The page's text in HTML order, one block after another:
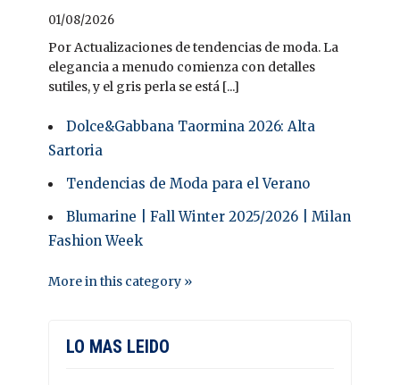
01/08/2026
Por Actualizaciones de tendencias de moda. La
elegancia a menudo comienza con detalles
sutiles, y el gris perla se está [...]
Dolce&Gabbana Taormina 2026: Alta
Sartoria
Tendencias de Moda para el Verano
Blumarine | Fall Winter 2025/2026 | Milan
Fashion Week
More in this category »
LO MAS LEIDO